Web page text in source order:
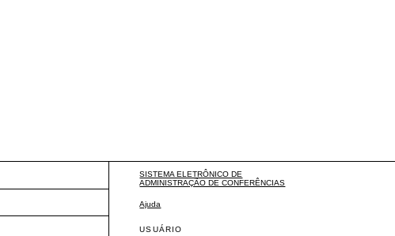
SISTEMA ELETRÔNICO DE
ADMINISTRAÇÃO DE CONFERÊNCIAS
Ajuda
USUÁRIO